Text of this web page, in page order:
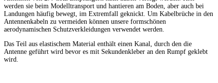
werden sie beim Modelltransport und hantieren am Boden, aber auch bei
Landungen häufig bewegt, im Extremfall geknickt. Um Kabelbrüche in den
Antennenkabeln zu vermeiden können unsere formschönen
aerodynamischen Schutzverkleidungen verwendet werden.
Das Teil aus elastischem Material enthält einen Kanal, durch den die
Antenne geführt wird bevor es mit Sekundenkleber an den Rumpf geklebt
wird.